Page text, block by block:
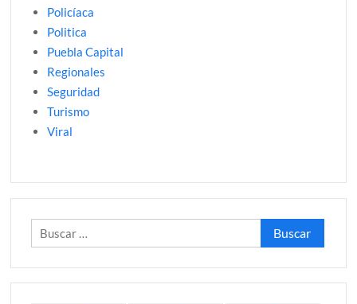
Policíaca
Politica
Puebla Capital
Regionales
Seguridad
Turismo
Viral
Buscar: